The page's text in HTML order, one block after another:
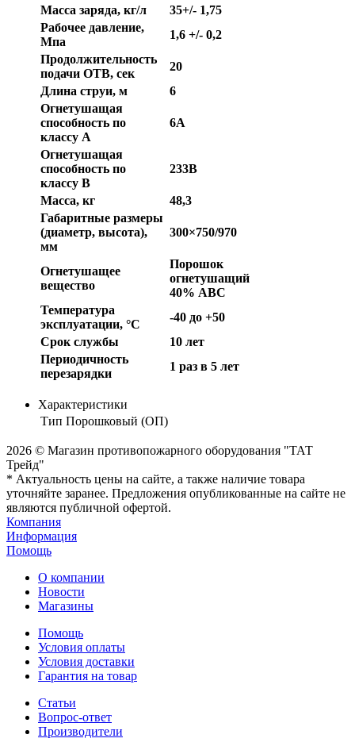
Масса заряда, кг/л
35+/- 1,75
Рабочее давление,
Мпа
1,6 +/- 0,2
Продолжительность
подачи ОТВ, сек
20
Длина струи, м
6
Огнетушащая
способность по
классу А
6А
Огнетушащая
способность по
классу В
233B
Масса, кг
48,3
Габаритные размеры
(диаметр, высота),
мм
300×750/970
Огнетушащее
вещество
Порошок
огнетушащий
40% АВС
Температура
эксплуатации, °C
-40 до +50
Срок службы
10 лет
Периодичность
перезарядки
1 раз в 5 лет
Характеристики
Тип Порошковый (ОП)
2026 © Магазин противопожарного оборудования "ТАТ
Трейд"
* Актуальность цены на сайте, а также наличие товара
уточняйте заранее. Предложения опубликованные на сайте не
являются публичной офертой.
Компания
Информация
Помощь
О компании
Новости
Магазины
Помощь
Условия оплаты
Условия доставки
Гарантия на товар
Статьи
Вопрос-ответ
Производители